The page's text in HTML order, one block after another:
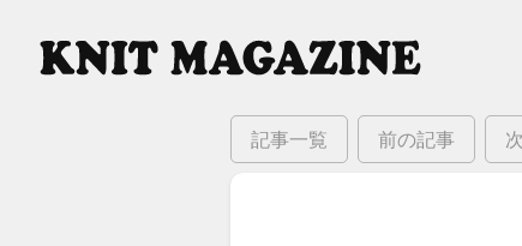
記事一覧 前の記事